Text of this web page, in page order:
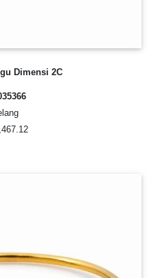
Dimensi 2C